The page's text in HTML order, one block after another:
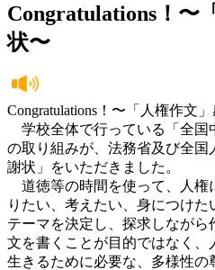
Congratulations！〜
状〜
Congratulations！〜「人権作文
学校全体で行っている「全国
の取り組みが、法務省及び全
謝状」をいただきました。
道徳等の時間を使って、人権
りたい、考えたい、身につけ
テーマを決定し、探求しなが
文を書くことが目的ではなく
生きるために必要な、多様性